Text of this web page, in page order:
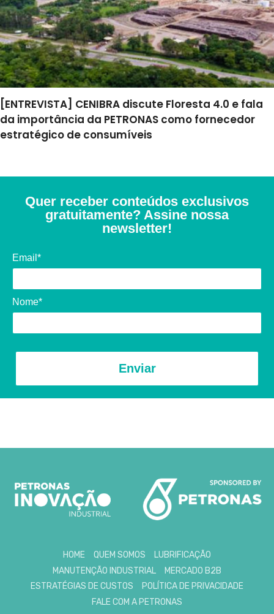
[ENTREVISTA] CENIBRA discute Floresta 4.0 e fala
da importância da PETRONAS como fornecedor
estratégico de consumíveis
Quer receber conteúdos exclusivos
gratuitamente? Assine nossa
newsletter!
Email*
Nome*
Enviar
HOME QUEM SOMOS
LUBRIFICAÇÃO
MANUTENÇÃO INDUSTRIAL
MERCADO B2B
ESTRATÉGIAS DE CUSTOS
POLÍTICA DE PRIVACIDADE
FALE COM A PETRONAS